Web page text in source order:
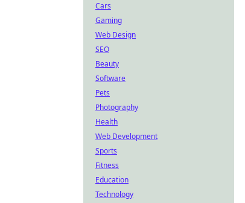
Cars
Gaming
Web Design
SEO
Beauty
Software
Pets
Photography
Health
Web Development
Sports
Fitness
Education
Technology